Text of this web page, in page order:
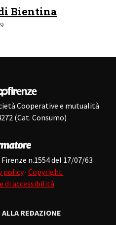
Bientina
Cooperative e mutualità
(Cat. Consumo)
n.1554 del 17/07/63
policy· Copyright
di accessibilità
REDAZIONE